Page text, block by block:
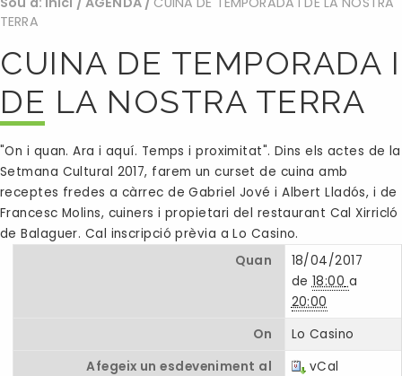
TERRA
CUINA DE TEMPORADA I
DE LA NOSTRA TERRA
"On i quan. Ara i aquí. Temps i proximitat". Dins els actes de la
Setmana Cultural 2017, farem un curset de cuina amb
receptes fredes a càrrec de Gabriel Jové i Albert Lladós, i de
Francesc Molins, cuiners i propietari del restaurant Cal Xirricló
de Balaguer. Cal inscripció prèvia a Lo Casino.
Quan
18/04/2017
de 18:00 a
20:00
On
Lo Casino
Afegeix un esdeveniment al
vCal